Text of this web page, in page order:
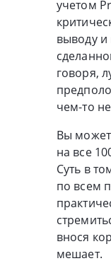
учетом
выводу
говоря,
чем-то
Вы
на все
Суть в
по всем
внося
мешает.